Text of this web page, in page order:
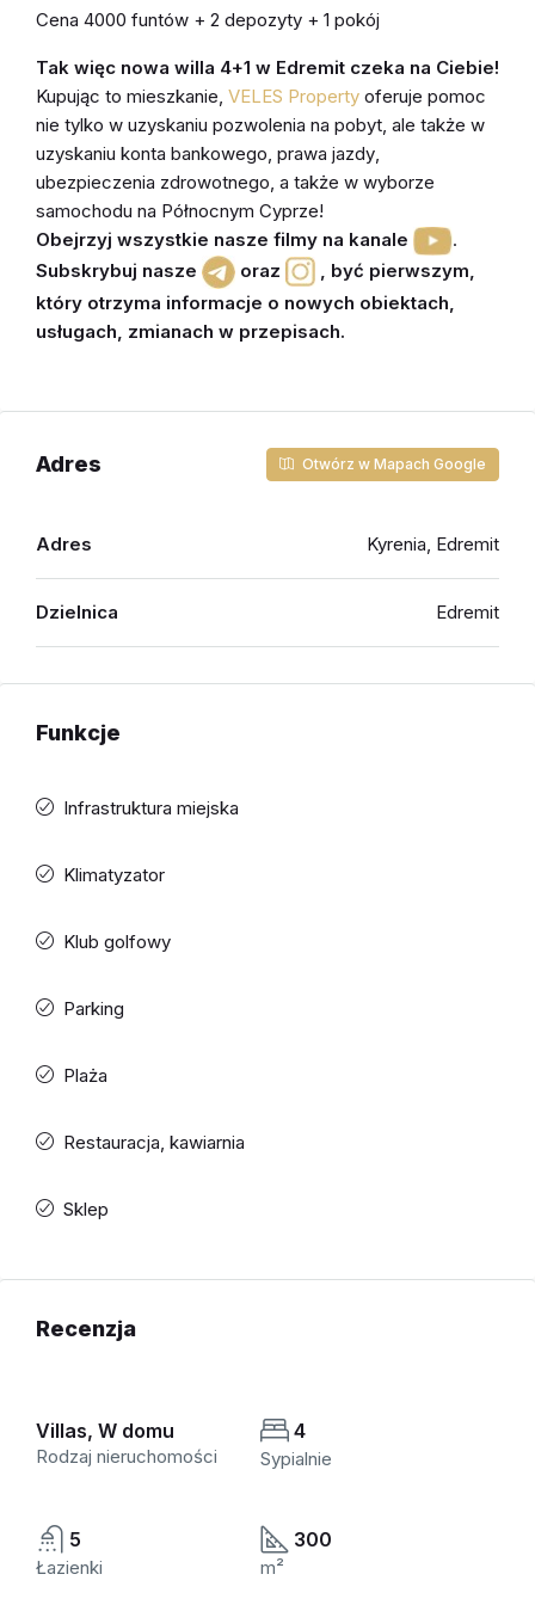
Cena 4000 funtów + 2 depozyty + 1 pokój
Tak więc nowa willa 4+1 w Edremit czeka na Ciebie!
Kupując to mieszkanie VELES Property oferuje pomoc
nie tylko w uzyskaniu pozwolenia na pobyt, ale także w
uzyskaniu konta bankowego, prawa jazdy
ubezpieczenia zdrowotnego , a także w wyborze
samochodu na Północnym Cyprze!
Obejrzyj wszystkie nasze filmy na kanale
.
Subskrybuj nasze
oraz , być pierwszym,
który otrzyma informacje o nowych obiektach,
usługach, zmianach w przepisach.
Adres Otwórz w Mapach Google
Adres Kyrenia, Edremit
Dzielnica Edremit
Funkcje
Infrastruktura miejska
Klimatyzator
Klub golfowy
Parking
Plaża
Restauracja, kawiarnia
Sklep
Recenzja
Villas, W domu
Rodzaj nieruchomości
4
Sypialnie
5
Łazienki
300
m²